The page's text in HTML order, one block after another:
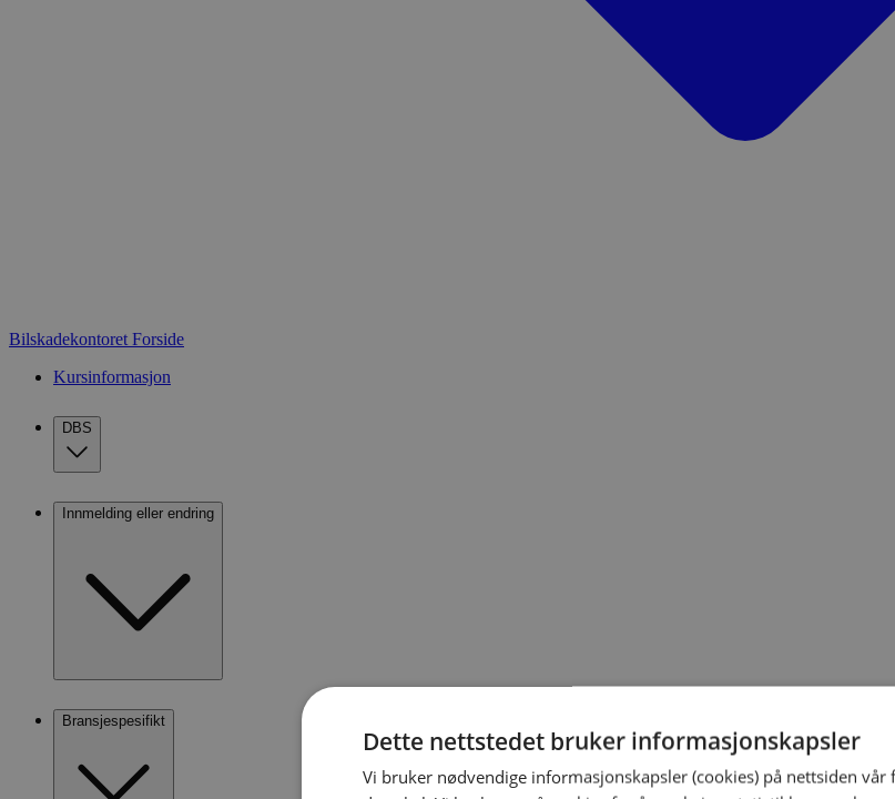
Bilskadekontoret Forside
Kursinformasjon
DBS
Innmelding eller endring
Bransjespesifikt
Dette nettstedet bruker informasjonskapsler
Vi bruker nødvendige informasjonskapsler (cookies) på nettsiden vår